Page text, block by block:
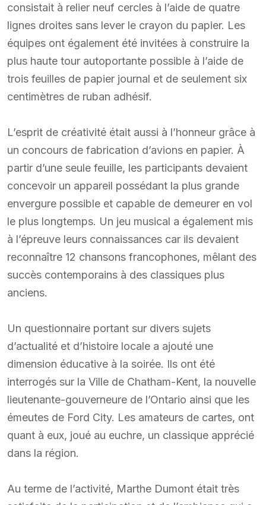
consistait à relier neuf cercles à l’aide de quatre
lignes droites sans lever le crayon du papier. Les
équipes ont également été invitées à construire la
plus haute tour autoportante possible à l’aide de
trois feuilles de papier journal et de seulement six
centimètres de ruban adhésif.
L’esprit de créativité était aussi à l’honneur grâce à
un concours de fabrication d’avions en papier. À
partir d’une seule feuille, les participants devaient
concevoir un appareil possédant la plus grande
envergure possible et capable de demeurer en vol
le plus longtemps. Un jeu musical a également mis
à l’épreuve leurs connaissances car ils devaient
reconnaître 12 chansons francophones, mêlant des
succès contemporains à des classiques plus
anciens.
Un questionnaire portant sur divers sujets
d’actualité et d’histoire locale a ajouté une
dimension éducative à la soirée. Ils ont été
interrogés sur la Ville de Chatham-Kent, la nouvelle
lieutenante-gouverneure de l’Ontario ainsi que les
émeutes de Ford City. Les amateurs de cartes, ont
quant à eux, joué au euchre, un classique apprécié
dans la région.
Au terme de l’activité, Marthe Dumont était très